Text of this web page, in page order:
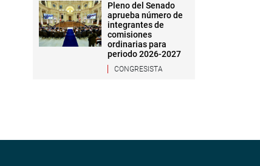
Pleno del Senado
aprueba número de
integrantes de
comisiones
ordinarias para
periodo 2026-2027
CONGRESISTA